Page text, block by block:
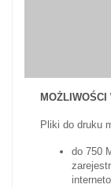
Pliki do druku
do 750